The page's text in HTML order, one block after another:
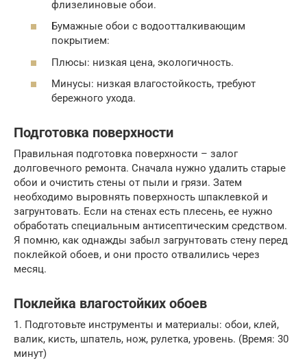
флизелиновые обои.
Бумажные обои с водоотталкивающим
покрытием:
Плюсы: низкая цена, экологичность.
Минусы: низкая влагостойкость, требуют
бережного ухода.
Подготовка поверхности
Правильная подготовка поверхности – залог
долговечного ремонта. Сначала нужно удалить старые
обои и очистить стены от пыли и грязи. Затем
необходимо выровнять поверхность шпаклевкой и
загрунтовать. Если на стенах есть плесень, ее нужно
обработать специальным антисептическим средством.
Я помню, как однажды забыл загрунтовать стену перед
поклейкой обоев, и они просто отвалились через
месяц.
Поклейка влагостойких обоев
1. Подготовьте инструменты и материалы: обои, клей,
валик, кисть, шпатель, нож, рулетка, уровень. (Время: 30
минут)